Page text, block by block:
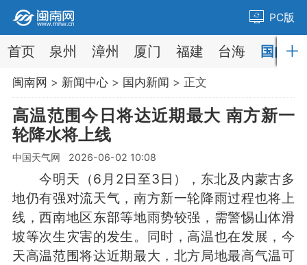
PC版
首页 泉州 漳州 厦门 福建 台海 国内
闽南网 > 新闻中心> 国内新闻 > 正文
高温范围今日将达近期最大 南方新一
轮降水将上线
中国天气网 2026-06-02 10:08
今明天（6月2日至3日），东北及内蒙古多
地仍有强对流天气，南方新一轮降雨过程也将上
线，西南地区东部等地雨势较强，需警惕山体滑
坡等次生灾害的发生。同时，高温也在发展，今
天高温范围将达近期最大，北方局地最高气温可